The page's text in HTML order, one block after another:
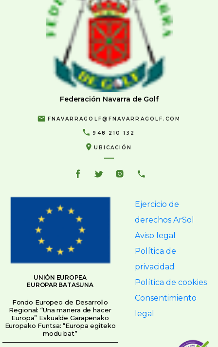
Federación Navarra de Golf
FNAVARRAGOLF@FNAVARRAGOLF.COM
948 210 132
UBICACIÓN
UNIÓN EUROPEA
EUROPAR BATASUNA
Fondo Europeo de Desarrollo
Regional: “Una manera de hacer
Europa” Eskualde Garapenako
Europako Funtsa: “Europa egiteko
modu bat”
Ejercicio de
derechos ArSol
Aviso legal
Política de
privacidad
Política de cookies
Consentimiento
legal